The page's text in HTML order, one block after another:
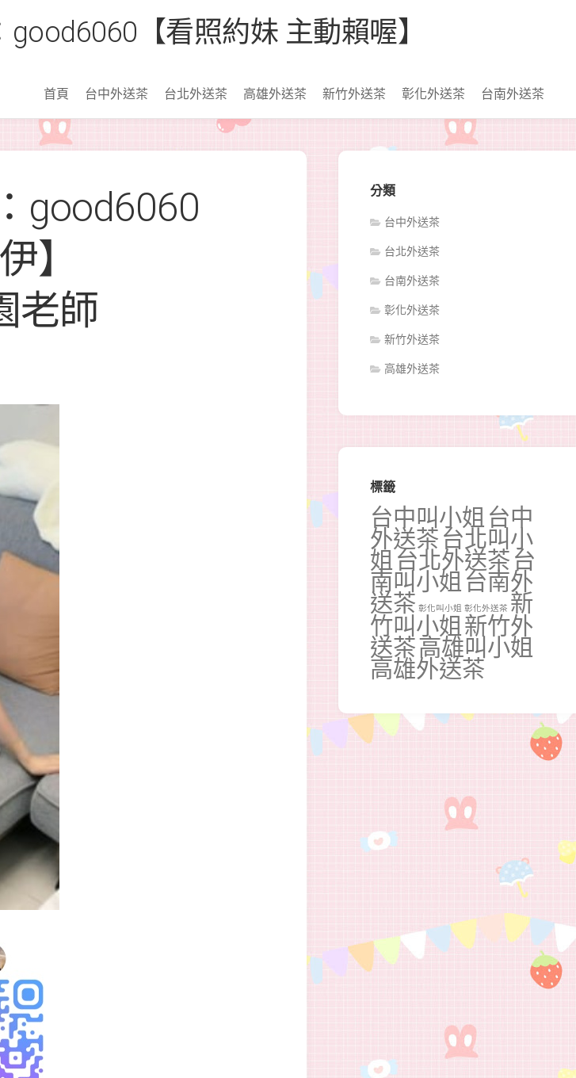
【看照約妹 主動賴喔】
首頁 台中外送茶 台北外送茶 高雄外送茶 新竹外送茶 彰化外送茶 台南外送茶
good6060
】
老師
分類
台中外送茶
台北外送茶
台南外送茶
彰化外送茶
新竹外送茶
高雄外送茶
標籤
台中叫小姐 台中
外送茶 台北叫小
姐 台北外送茶 台
南叫小姐 台南外
送茶 彰化叫小姐 彰化外送茶 新
竹叫小姐 新竹外
送茶高雄叫小姐
高雄外送茶